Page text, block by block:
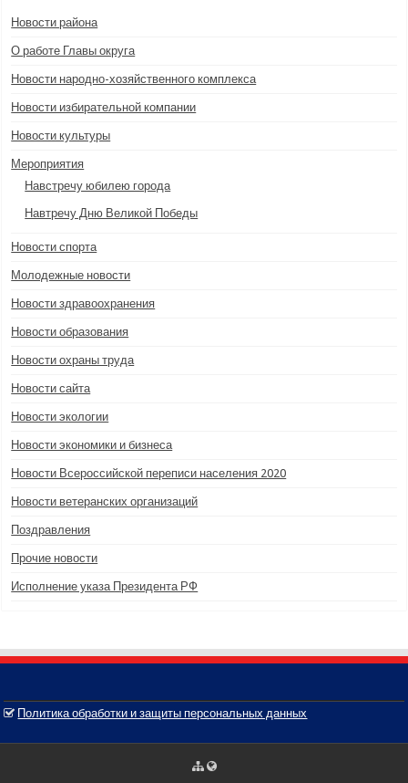
Новости района
О работе Главы округа
Новости народно-хозяйственного комплекса
Новости избирательной компании
Новости культуры
Мероприятия
Навстречу юбилею города
Навтречу Дню Великой Победы
Новости спорта
Молодежные новости
Новости здравоохранения
Новости образования
Новости охраны труда
Новости сайта
Новости экологии
Новости экономики и бизнеса
Новости Всероссийской переписи населения 2020
Новости ветеранских организаций
Поздравления
Прочие новости
Исполнение указа Президента РФ
Политика обработки и защиты персональных данных